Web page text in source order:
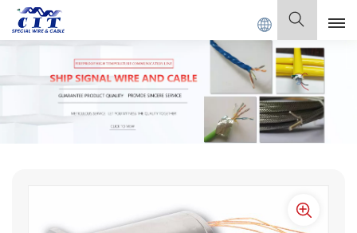
CABLE Co., Ltd. Deutsch
English
Français
Italiano